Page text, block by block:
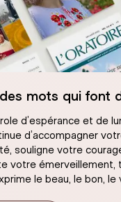
mots qui font
d’espérance et de
d’accompagner
souligne votre
votre émerveillement,
le beau, le bon, le